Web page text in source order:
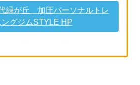
緑が丘 加圧パーソナルトレ
ングジムSTYLE HP